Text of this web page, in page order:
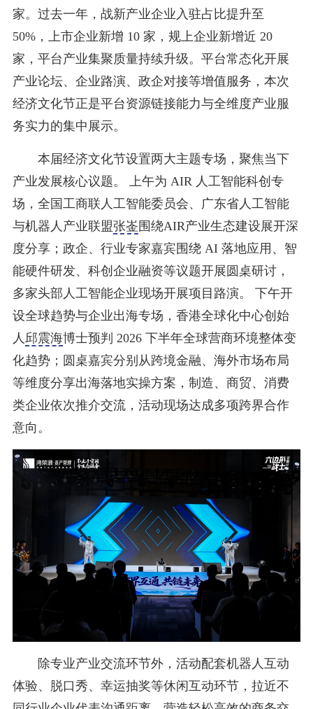
家。过去一年，战新产业企业入驻占比提升至
50%，上市企业新增 10 家，规上企业新增近 20
家，平台产业集聚质量持续升级。平台常态化开展
产业论坛、企业路演、政企对接等增值服务，本次
经济文化节正是平台资源链接能力与全维度产业服
务实力的集中展示。
本届经济文化节设置两大主题专场，聚焦当下
产业发展核心议题。 上午为 AIR 人工智能科创专
场，全国工商联人工智能委员会、广东省人工智能
与机器人产业联盟张崟 围绕AIR产业生态建设展开深
度分享；政企、行业专家嘉宾围绕 AI 落地应用、智
能硬件研发、科创企业融资等议题开展圆桌研讨，
多家头部人工智能企业现场开展项目路演。 下午开
设全球趋势与企业出海专场，香港全球化中心创始
人邱震海博士预判 2026 下半年全球营商环境整体变
化趋势；圆桌嘉宾分别从跨境金融、海外市场布局
等维度分享出海落地实操方案，制造、商贸、消费
类企业依次推介交流，活动现场达成多项跨界合作
意向。
除专业产业交流环节外，活动配套机器人互动
体验、脱口秀、幸运抽奖等休闲互动环节，拉近不